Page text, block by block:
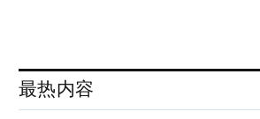
最热内容